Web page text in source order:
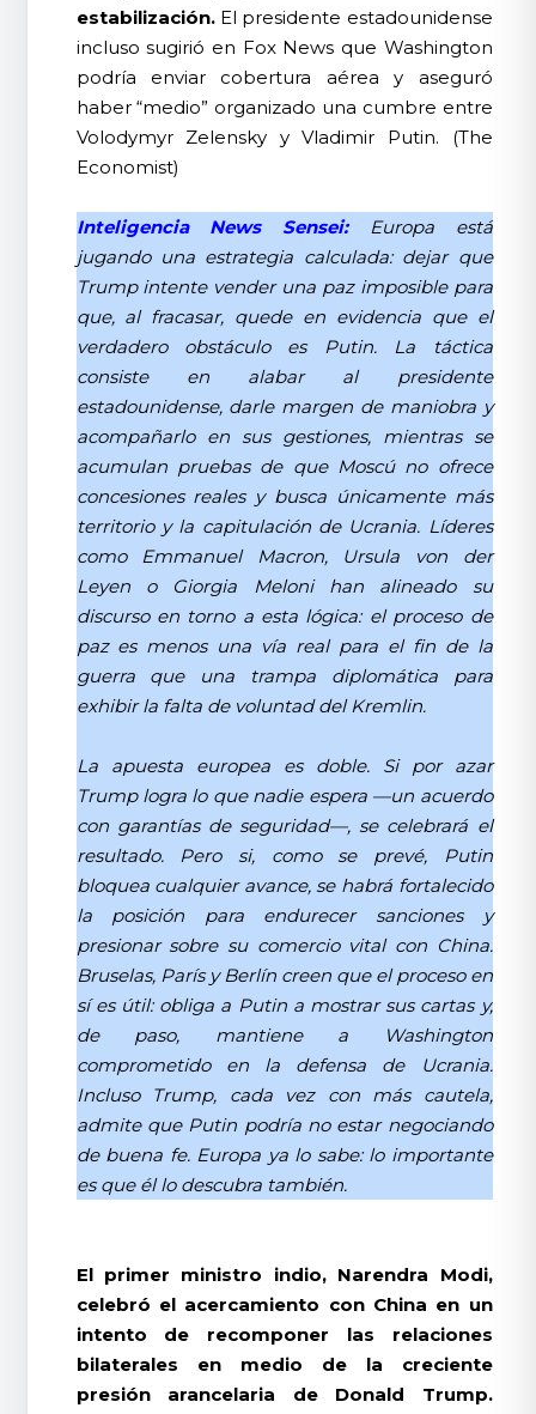
estabilización.El presidente estadounidense
incluso sugirió en Fox News que Washington
podría enviar cobertura aérea y aseguró
haber “medio” organizado una cumbre entre
Volodymyr Zelensky y Vladimir Putin. (The
Economist)
Inteligencia News Sensei:Europa está
jugando una estrategia calculada: dejar que
Trump intente vender una paz imposible para
que, al fracasar, quede en evidencia que el
verdadero obstáculo es Putin. La táctica
consiste en alabar al presidente
estadounidense, darle margen de maniobra y
acompañarlo en sus gestiones, mientras se
acumulan pruebas de que Moscú no ofrece
concesiones reales y busca únicamente más
territorio y la capitulación de Ucrania. Líderes
como Emmanuel Macron, Ursula von der
Leyen o Giorgia Meloni han alineado su
discurso en torno a esta lógica: el proceso de
paz es menos una vía real para el fin de la
guerra que una trampa diplomática para
exhibir la falta de voluntad del Kremlin.
La apuesta europea es doble. Si por azar
Trump logra lo que nadie espera —un acuerdo
con garantías de seguridad—, se celebrará el
resultado. Pero si, como se prevé, Putin
bloquea cualquier avance, se habrá fortalecido
la posición para endurecer sanciones y
presionar sobre su comercio vital con China.
Bruselas, París y Berlín creen que el proceso en
sí es útil: obliga a Putin a mostrar sus cartas y,
de paso, mantiene a Washington
comprometido en la defensa de Ucrania.
Incluso Trump, cada vez con más cautela,
admite que Putin podría no estar negociando
de buena fe. Europa ya lo sabe: lo importante
es que él lo descubra también.
El primer ministro indio, Narendra Modi,
celebró el acercamiento con China en un
intento de recomponer las relaciones
bilaterales en medio de la creciente
presión arancelaria de Donald Trump.